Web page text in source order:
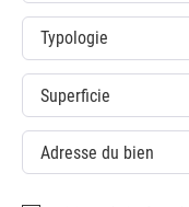
Typologie